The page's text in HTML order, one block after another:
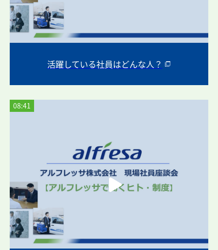
活躍している社員はどんな人？
08:41